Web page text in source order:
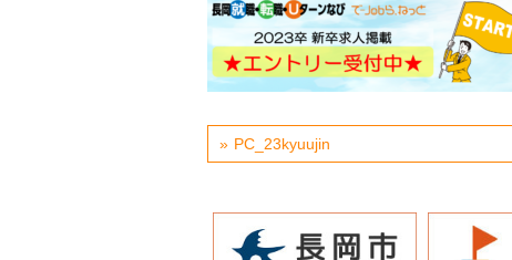
PC_23kyuujin